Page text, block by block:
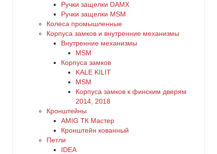
Ручки защелки DAMX
Ручки защелки MSM
Колеса промышленные
Корпуса замков и внутренние механизмы
Внутренние механизмы
MSM
Корпуса замков
KALE KILIT
MSM
Корпуса замков к финским дверям
2014, 2018
Кронштейны
AMIG ТК Мастер
Кронштейн кованный
Петли
IDEA